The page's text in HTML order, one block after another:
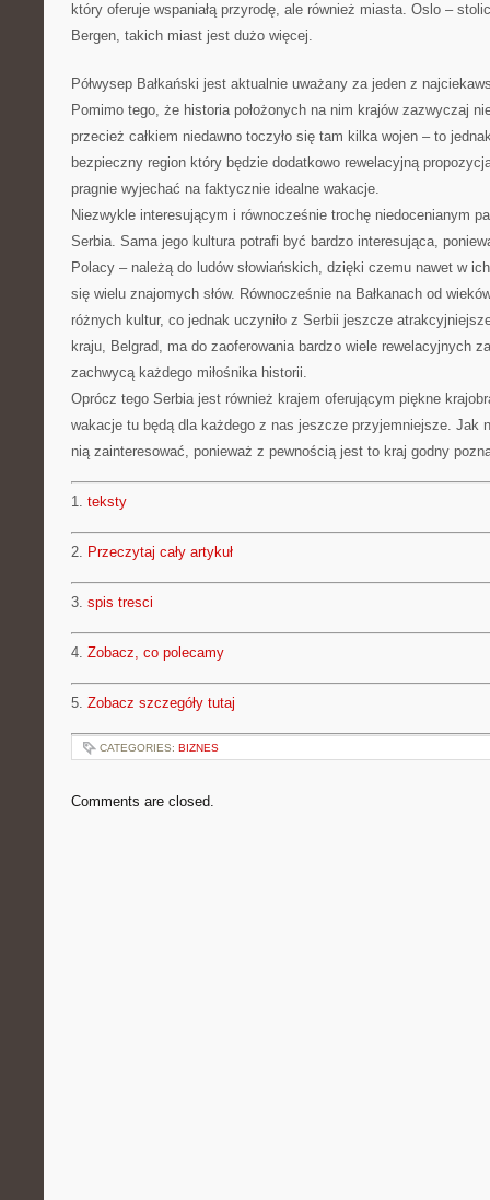
który oferuje wspaniałą przyrodę, ale również miasta. Oslo –
Bergen, takich miast jest dużo więcej.
Półwysep Bałkański jest aktualnie uważany za jeden z
Pomimo tego, że historia położonych na nim krajów zazwyczaj
przecież całkiem niedawno toczyło się tam kilka wojen – to
bezpieczny region który będzie dodatkowo rewelacyjną
pragnie wyjechać na faktycznie idealne wakacje.
Niezwykle interesującym i równocześnie trochę niedocenianym
Serbia. Sama jego kultura potrafi być bardzo interesująca,
Polacy – należą do ludów słowiańskich, dzięki czemu nawet w
się wielu znajomych słów. Równocześnie na Bałkanach od
różnych kultur, co jednak uczyniło z Serbii jeszcze
kraju, Belgrad, ma do zaoferowania bardzo wiele rewelacyjnych
zachwycą każdego miłośnika historii.
Oprócz tego Serbia jest również krajem oferującym piękne
wakacje tu będą dla każdego z nas jeszcze przyjemniejsze. Jak
nią zainteresować, ponieważ z pewnością jest to kraj godny
1. teksty
2. Przeczytaj cały artykuł
3. spis tresci
4. Zobacz, co polecamy
5. Zobacz szczegóły tutaj
CATEGORIES: BIZNES
Comments are closed.